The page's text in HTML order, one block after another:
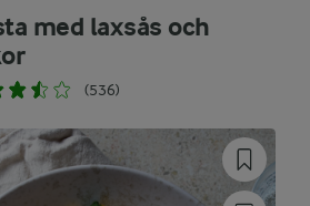
med laxsås och
(536)